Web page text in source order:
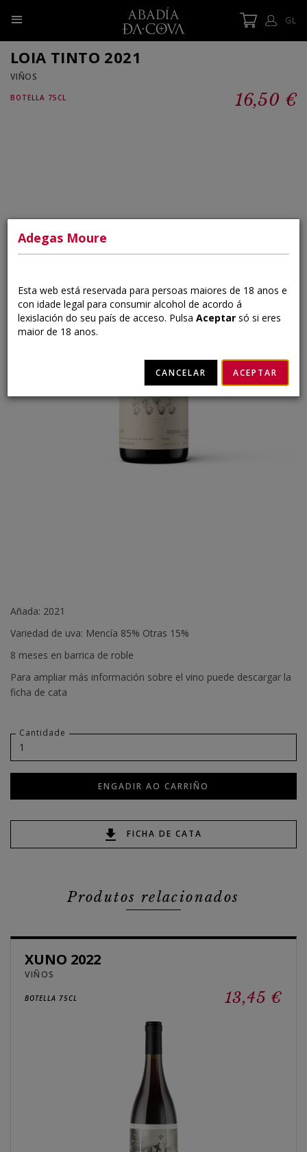
GL
LOIA TINTO 2021
VIÑOS
BOTELLA 75CL
Añada: 2021
Variedad de uva: Mencía 85% Otras 15%
8 meses en barrica de roble
Para ampliar más información sobre el vino puede descargar la
ficha de cata
16,50 €
Cantidade
ENGADIR AO CARRIÑO
FICHA DE CATA
Produtos relacionados
XUNO 2022
VIÑOS
BOTELLA 75CL 13,45 €
Adegas Moure
Esta web está reservada para persoas maiores de 18 anos e
con idade legal para consumir alcohol de acordo á
lexislación do seu país de acceso. Pulsa Aceptar só si eres
maior de 18 anos.
CANCELAR ACEPTAR